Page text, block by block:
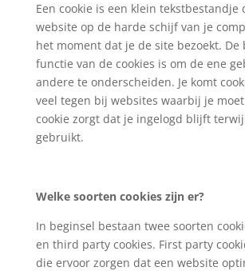
Een cookie is een klein tekstbestandje
website op de harde schijf van je
het moment dat je de site bezoekt. De
functie van de cookies is om de ene
andere te onderscheiden. Je komt
veel tegen bij websites waarbij je
cookie zorgt dat je ingelogd blijft
gebruikt.
Welke soorten cookies zijn er?
In beginsel bestaan twee soorten
en third party cookies. First party
die ervoor zorgen dat een website